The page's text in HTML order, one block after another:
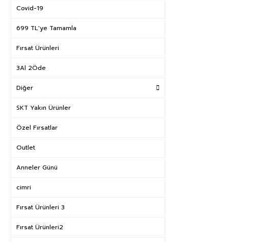
Covid-19
699 TL'ye Tamamla
Fırsat Ürünleri
3Al 2Öde
Diğer
SKT Yakın Ürünler
Özel Fırsatlar
Outlet
Anneler Günü
cimri
Fırsat Ürünleri 3
Fırsat Ürünleri2